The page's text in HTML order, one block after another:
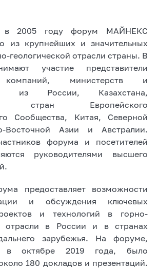
в 2005 году форум МАЙНЕКС
из крупнейших и значительных
геологической отрасли страны. В
участие представители
компаний, министерств и
из России, Казахстана,
стран Европейского
Сообщества, Китая, Северной
Восточной Азии и Австралии.
форума и посетителей
руководителями высшего
предоставляет возможности
и обсуждения ключевых
и технологий в горно-
отрасли в России и в странах
зарубежья. На форуме,
в октябре 2019 года, было
180 докладов и презентаций.